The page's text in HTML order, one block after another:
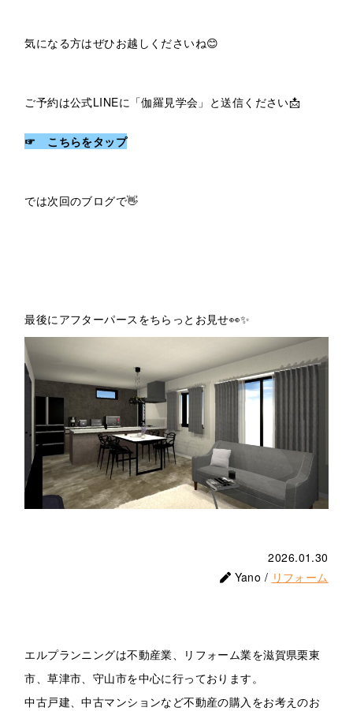
気になる方はぜひお越しくださいね😊
ご予約は公式LINEに「伽羅見学会」と送信ください📩
☞ こちらをタップ
では次回のブログで👋
最後にアフターパースをちらっとお見せ👀✨
2026.01.30
Yano / リフォーム
エルプランニングは不動産業、リフォーム業を滋賀県栗東
市、草津市、守山市を中心に行っております。
中古戸建、中古マンションなど不動産の購入をお考えのお